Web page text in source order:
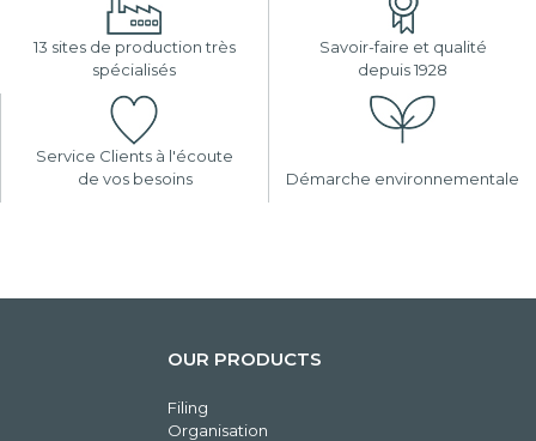
13 sites de production très
spécialisés
Savoir-faire et qualité
depuis 1928
Service Clients à l'écoute
de vos besoins
Démarche environnementale
OUR PRODUCTS
Filing
Organisation